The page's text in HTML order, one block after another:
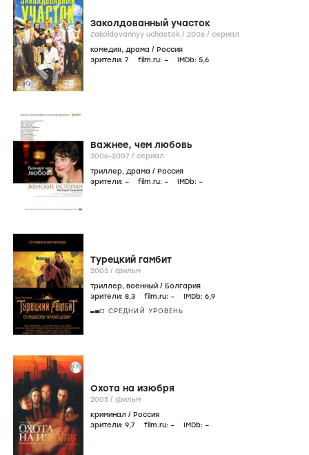
Заколдованный участок
Zakoldovannyy uchastok / 2006 / сериал
комедия, драма / Россия
зрители: 7 film.ru: – IMDb: 5,6
Важнее, чем любовь
2006-2007 / сериал
триллер, драма / Россия
зрители: – film.ru: – IMDb: –
Турецкий гамбит
2005 / фильм
триллер, военный / Болгария
зрители: 8,3 film.ru: – IMDb: 6,9
СРЕДНИЙ УРОВЕНЬ
Охота на изюбря
2005 / фильм
криминал / Россия
зрители: 9,7 film.ru: – IMDb: –